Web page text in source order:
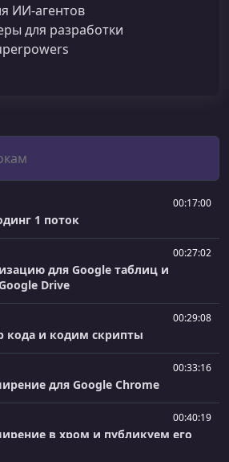
ИИ‑агентов
для разработки
00:17:00
1 поток
00:27:02
для Google таблиц и
Drive
00:29:08
кода и кодим скрипты
00:33:16
для Google Chrome
00:40:19
в хром и публикуем его